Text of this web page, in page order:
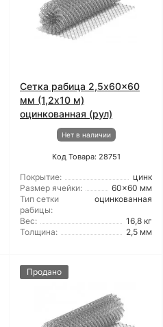
Сетка рабица 2,5x60x60
мм (1,2x10 м)
оцинкованная (рул)
Нет в наличии
Код Товара: 28751
Покрытие:
цинк
Размер ячейки:
60x60 мм
Тип сетки
рабицы:
оцинкованная
Вес:
16,8 кг
Толщина:
2,5 мм
Продано